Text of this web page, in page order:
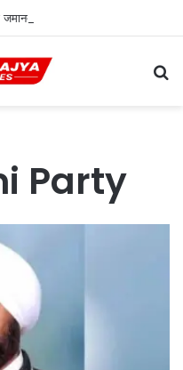
याचिका खारिज
Party